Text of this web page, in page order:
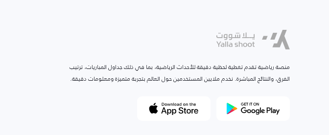
منصة رياضية تقدم تغطية لحظية دقيقة للأحداث الرياضية، بما في ذلك جداول المباريات، ترتيب
الفرق، والنتائج المباشرة. نخدم ملايين المستخدمين حول العالم بتجربة متميزة ومعلومات دقيقة.